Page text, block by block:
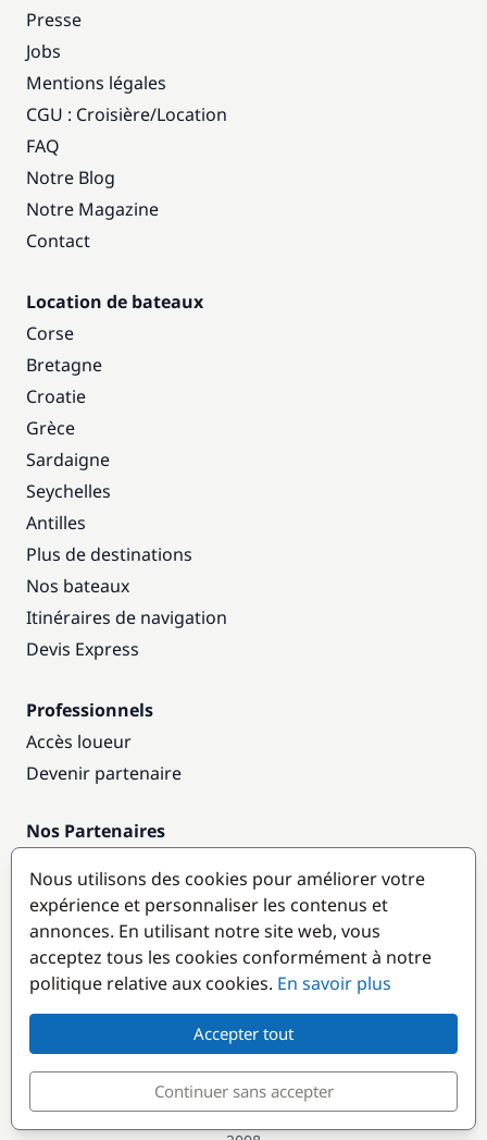
Presse
Jobs
Mentions légales
CGU : Croisière/Location
FAQ
Notre Blog
Notre Magazine
Contact
Location de bateaux
Corse
Bretagne
Croatie
Grèce
Sardaigne
Seychelles
Antilles
Plus de destinations
Nos bateaux
Itinéraires de navigation
Devis Express
Professionnels
Accès loueur
Devenir partenaire
Nos Partenaires
Destinations populaires
© GlobeSailor
Croisières & Location de bateaux depuis
Nous utilisons des cookies pour améliorer votre
expérience et personnaliser les contenus et
annonces. En utilisant notre site web, vous
acceptez tous les cookies conformément à notre
politique relative aux cookies. En savoir plus
Accepter tout
Continuer sans accepter